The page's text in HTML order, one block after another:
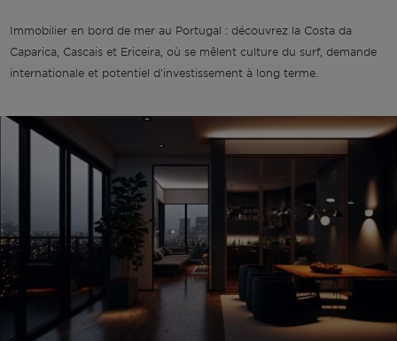
Immobilier en bord de mer au Portugal : découvrez la Costa da
Caparica, Cascais et Ericeira, où se mêlent culture du surf, demande
internationale et potentiel d'investissement à long terme.